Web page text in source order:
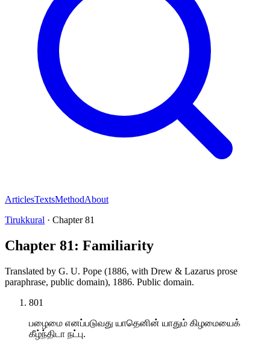
ArticlesTextsMethodAbout
Tirukkural · Chapter81
Chapter 81: Familiarity
Translated by G. U. Pope (1886, with Drew & Lazarus prose
paraphrase, public domain), 1886. Public domain.
801
பழைமை எனப்படுவது யாதெனின் யாதும் கிழமையைக்
கீழ்ந்திடா நட்பு.